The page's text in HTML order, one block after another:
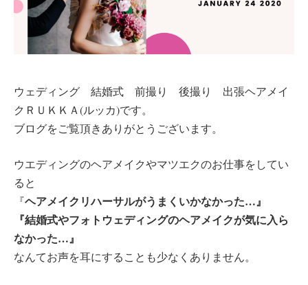
ウェディング 結婚式 前撮り 後撮り 出張ヘアメイ
クＲＵＫＫＡ(ルッカ)です。
ブログをご覧頂きありがとうございます。
ウエディングのヘアメイクやマツエクのお仕事をしてい
ると
『ヘアメイクリハーサルがうまくいかなかった…』
『結婚式やフォトウェディングのヘアメイクが気に入ら
なかった…』
なんてお声を耳にすることも少なくありません。